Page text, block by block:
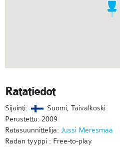
Ratatiedot
Sijainti:
Suomi, Taivalkoski
Perustettu: 2009
Ratasuunnittelija: Jussi Meresmaa
Radan tyyppi : Free-to-play